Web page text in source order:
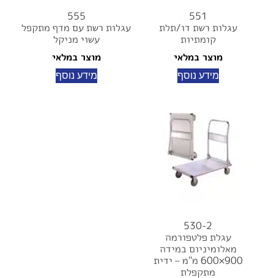
551
עגלות רשת דו/תלת
קומתיות
מוצר במלאי
מידע נוסף
555
עגלות רשת עם מדף מתקפל
עשוי מניקל
מוצר במלאי
מידע נוסף
530-2
עגלת פלטפורמה
מאלומיניום במידה
900×600 מ"מ – ידית
מתקפלת